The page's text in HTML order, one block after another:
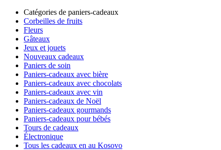
Catégories de paniers-cadeaux
Corbeilles de fruits
Fleurs
Gâteaux
Jeux et jouets
Nouveaux cadeaux
Paniers de soin
Paniers-cadeaux avec bière
Paniers-cadeaux avec chocolats
Paniers-cadeaux avec vin
Paniers-cadeaux de Noël
Paniers-cadeaux gourmands
Paniers-cadeaux pour bébés
Tours de cadeaux
Électronique
Tous les cadeaux en au Kosovo